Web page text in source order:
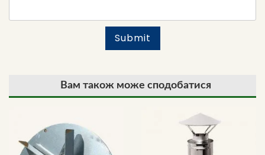
Вам також може сподобатися